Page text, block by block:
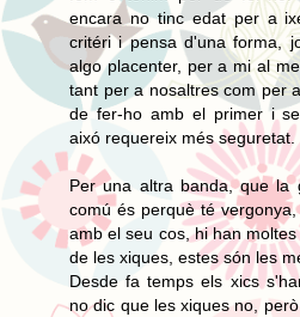
encara no tinc edat per a
critéri i pensa d'una forma,
algo placenter, per a mi al
tant per a nosaltres com per
de fer-ho amb el primer i
aixó requereix més seguretat.
Per una altra banda, que
comú és perquè té
amb el seu cos, hi han
de les xiques, estes són les
Desde fa temps els xics
no dic que les xiques no,